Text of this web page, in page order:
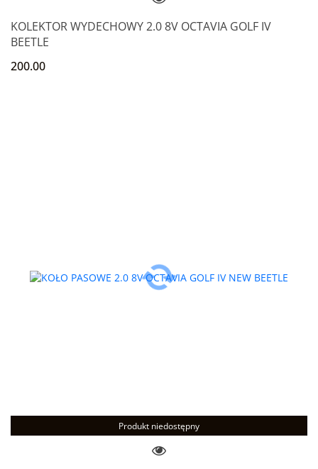
KOLEKTOR WYDECHOWY 2.0 8V OCTAVIA GOLF IV
BEETLE
200.00
Produkt niedostępny